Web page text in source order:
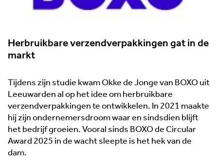
Lees het boek 'Wij zijn ondernemend Leeuwarden'
Wij staan klaar voor ondernemers in onze gemeente
en zijn trots op de grote verscheidenheid van
bedrijven. Onze contactpersonen per sector of
Herbruikbare verzendverpakkingen gat in de
markt
Tijdens zijn studie kwam Okke de Jonge van BOXO uit
Leeuwarden al op het idee om herbruikbare
verzendverpakkingen te ontwikkelen. In 2021 maakte
hij zijn ondernemersdroom waar en sindsdien blijft
het bedrijf groeien. Vooral sinds BOXO de Circular
Award 2025 in de wacht sleepte is het hek van de
dam.